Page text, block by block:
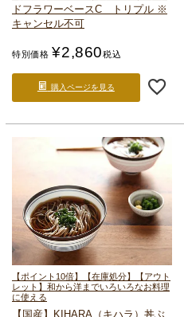
ドフラワーベースC トリプル ※
キャンセル不可
特別価格 ¥2,860税込
購入ページを見る
【ポイント10倍】【在庫処分】【アウト
レット】和から洋までいろいろなお料理
に使える
【国産】KIHARA（キハラ） 丼ぶ